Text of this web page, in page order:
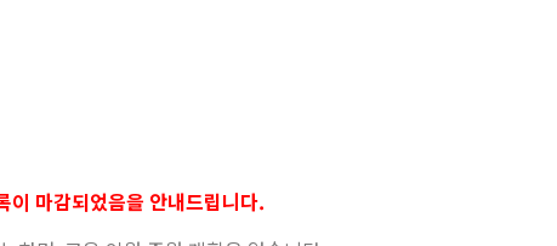
마감되었음을 안내드립니다.